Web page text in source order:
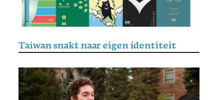
Taiwan snakt naar eigen identiteit